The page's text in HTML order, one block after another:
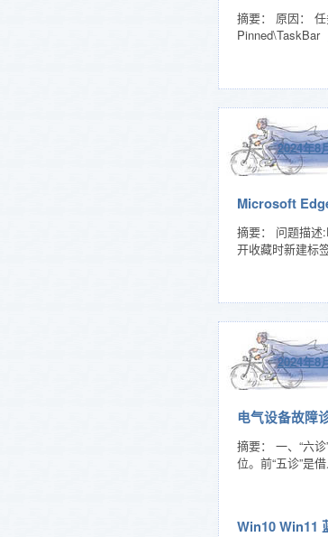
摘要： 原因：
Pinned\TaskBar
2024年8
Microsoft
摘要： 问题描述
开收藏时新建标
2024年8
电气设备故障
摘要： 一、“六
位。前“五诊”是
Win10 Win11